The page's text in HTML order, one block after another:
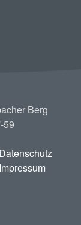
Berg
59
Datenschutz
Impressum